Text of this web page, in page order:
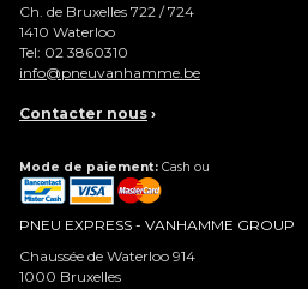
Ch. de Bruxelles 722 / 724
1410 Waterloo
Tel: 02 3860310
info@pneuvanhamme.be
Contacter nous ›
Mode de paiement: Cash ou
PNEU EXPRESS - VANHAMME GROUP
Chaussée de Waterloo 914
1000 Bruxelles